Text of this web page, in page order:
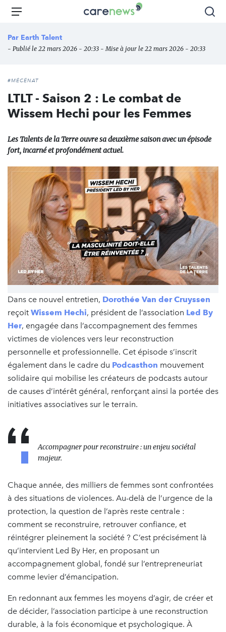
Aller
principal
Carenews,
des
Menu
Par Earth Talent
- Publié le 22 mars 2026 - 20:33 - Mise à jour le 22 mars 2026 - 20:33
#MÉCÉNAT
LTLT - Saison 2 : Le combat de
Wissem Hechi pour les Femmes
Les Talents de la Terre ouvre sa deuxième saison avec un épisode
fort, incarné et profondément actuel.
Dans ce nouvel entretien, Dorothée Van der Cruyssen
reçoit Wissem Hechi, président de l’association Led By
Her, engagée dans l’accompagnement des femmes
victimes de violences vers leur reconstruction
personnelle et professionnelle. Cet épisode s’inscrit
également dans le cadre du Podcasthon mouvement
solidaire qui mobilise les créateurs de podcasts autour
de causes d’intérêt général, renforçant ainsi la portée des
initiatives associatives sur le terrain.
Accompagner pour reconstruire : un enjeu sociétal
majeur.
Chaque année, des milliers de femmes sont confrontées
à des situations de violences. Au-delà de l’urgence de la
protection, la question de l’après reste centrale :
comment se reconstruire, retrouver confiance, et
réintégrer pleinement la société ? C’est précisément là
qu’intervient Led By Her, en proposant un
accompagnement global, fondé sur l’entrepreneuriat
comme levier d’émancipation.
En redonnant aux femmes les moyens d’agir, de créer et
de décider, l’association participe à une reconstruction
durable, à la fois économique et psychologique. À